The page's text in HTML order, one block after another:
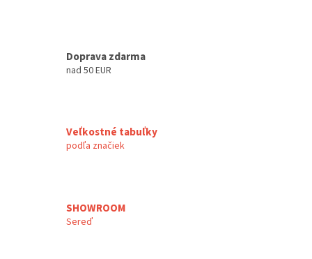
Doprava zdarma
nad 50 EUR
Veľkostné tabuľky
podľa značiek
SHOWROOM
Sereď